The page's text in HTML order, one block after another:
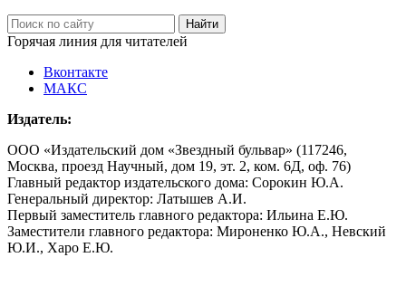
Горячая линия для читателей
Вконтакте
МАКС
Издатель:
ООО «Издательский дом «Звездный бульвар» (117246,
Москва, проезд Научный, дом 19, эт. 2, ком. 6Д, оф. 76)
Главный редактор издательского дома: Сорокин Ю.А.
Генеральный директор: Латышев А.И.
Первый заместитель главного редактора: Ильина Е.Ю.
Заместители главного редактора: Мироненко Ю.А., Невский
Ю.И., Харо Е.Ю.